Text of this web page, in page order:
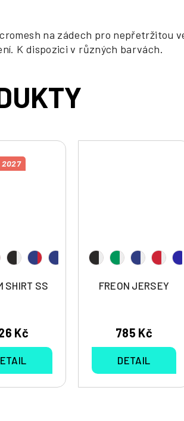
na zádech pro nepřetržitou
K dispozici v různých barvách.
2027
SHIRT SS
Kč
FREON JERSEY
785 Kč
DETAIL